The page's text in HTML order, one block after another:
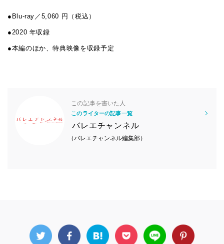
●Blu-ray／5,060 円（税込）
●2020 年収録
●本編のほか、特典映像を収録予定
この記事を書いた人
このライターの記事一覧
バレエチャンネル
（バレエチャンネル編集部）